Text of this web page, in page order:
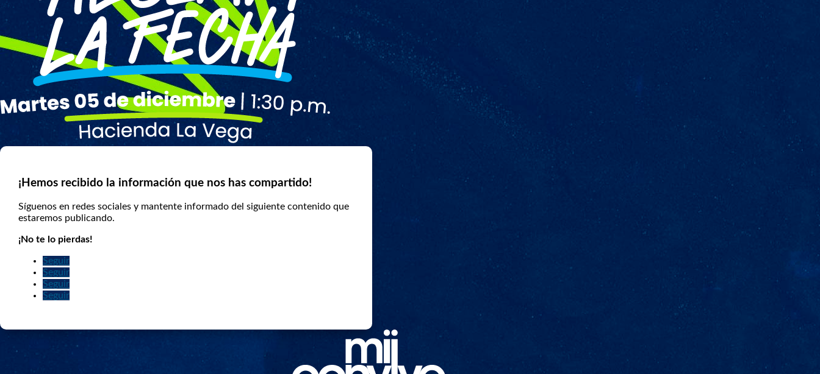
¡Hemos recibido la información que nos has compartido!
Síguenos en redes sociales y mantente informado del siguiente contenido que
estaremos publicando.
¡No te lo pierdas!
Seguir
Seguir
Seguir
Seguir